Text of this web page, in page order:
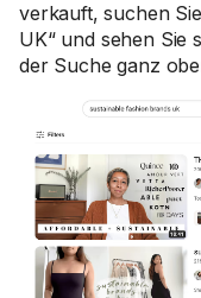
verkauft, suchen
UK“ und sehen Sie
der Suche ganz